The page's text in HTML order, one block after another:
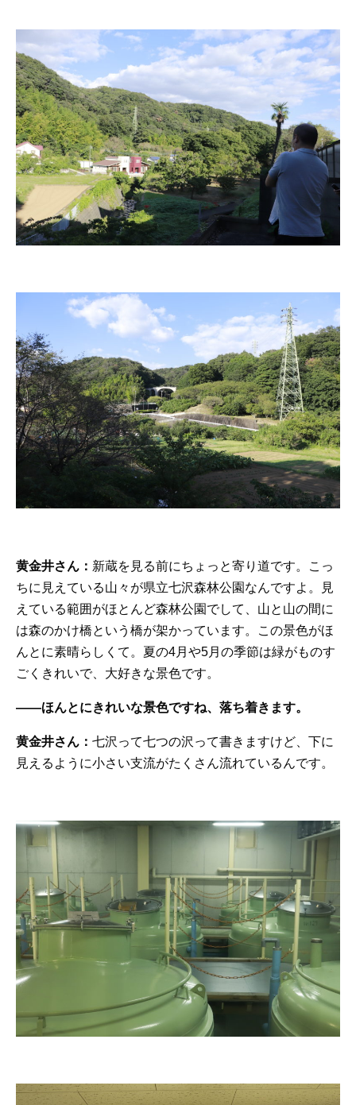
黄金井さん： 新蔵を見る前にちょっと寄り道です。こっ
ちに見えている山々が県立七沢森林公園なんですよ。見
えている範囲がほとんど森林公園でして、山と山の間に
は森のかけ橋という橋が架かっています。この景色がほ
んとに素晴らしくて。夏の4月や5月の季節は緑がものす
ごくきれいで、大好きな景色です。
——ほんとにきれいな景色ですね、落ち着きます。
黄金井さん： 七沢って七つの沢って書きますけど、下に
見えるように小さい支流がたくさん流れているんです。